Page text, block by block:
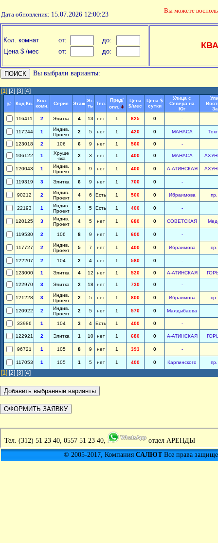
Дата обновления: 15.07.2026 12:00:23
Вы можете
Кол. комнат от:
до:
Цена $ /мес
от: до:
Вы выбрали варианты:
[1] [2] [3] [4]
@ Код Кв.
Кол.
комн.
Серия Этаж
Эт-
ть Тел.
Пред/
опл.
Цена
$/мес
Цена $
сутки
Улица с
Севера на
Юг
116411
2 Элитка 4 13 нет 1 625 0 -
117244 1
Индив.
Проект
2 5 нет 1 420 0 МАНАСА
123018 2 106 6 9 нет 1 560 0 -
106122 1
Хруще
-вка
2 3 нет 1 400 0 МАНАСА
120043 1
Индив.
Проект
5 9 нет 1 400 0 А-АТИНСКАЯ
119319 3 Элитка 6 9 нет 1 700 0 -
90212 2
Индив.
Проект
4 6 Есть 1 500 0 Ибраимова
22193 1
Индив.
Проект
5 5 Есть 1 400 0 -
120125 3
Индив.
Проект
4 5 нет 1 680 0 СОВЕТСКАЯ
119530 2 106 8 9 нет 1 600 0 -
117727 2
Индив.
Проект
5 7 нет 1 400 0 Ибраимова
122207 2 104 2 4 нет 1 580 0 -
123000 1 Элитка 4 12 нет 1 520 0 А-АТИНСКАЯ
122970 3 Элитка 2 18 нет 1 730 0 -
121228 3
Индив.
Проект
2 5 нет 1 800 0 Ибраимова
120922 2
Индив.
Проект
2 5 нет 1 570 0 Малдыбаева
33986 1 104 3 4 Есть 1 400 0 -
122921 2 Элитка 1 10 нет 1 680 0 А-АТИНСКАЯ
96721 1 105 8 9 нет 1 393 0 -
117053 1 105 1 5 нет 1 400 0 Карпинского
[1] [2] [3] [4]
Тел. (312) 51 23 40, 0557 51 23 40,
отдел АРЕНДЫ
© 2005-2017, Компания САЛЮТВсе права